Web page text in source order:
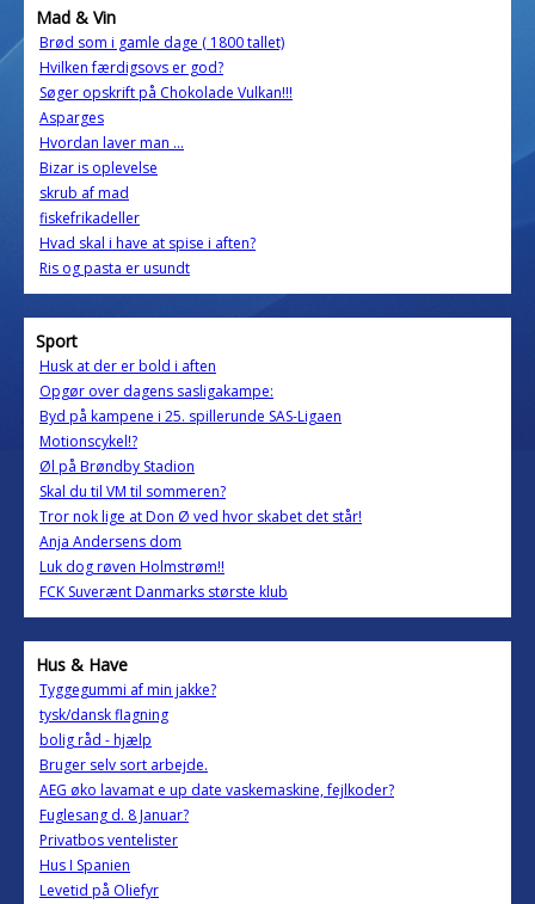
Mad & Vin
Brød som i gamle dage ( 1800 tallet)
Hvilken færdigsovs er god?
Søger opskrift på Chokolade Vulkan!!!
Asparges
Hvordan laver man ...
Bizar is oplevelse
skrub af mad
fiskefrikadeller
Hvad skal i have at spise i aften?
Ris og pasta er usundt
Sport
Husk at der er bold i aften
Opgør over dagens sasligakampe:
Byd på kampene i 25. spillerunde SAS-Ligaen
Motionscykel!?
Øl på Brøndby Stadion
Skal du til VM til sommeren?
Tror nok lige at Don Ø ved hvor skabet det står!
Anja Andersens dom
Luk dog røven Holmstrøm!!
FCK Suverænt Danmarks største klub
Hus & Have
Tyggegummi af min jakke?
tysk/dansk flagning
bolig råd - hjælp
Bruger selv sort arbejde.
AEG øko lavamat e up date vaskemaskine, fejlkoder?
Fuglesang d. 8 Januar?
Privatbos ventelister
Hus I Spanien
Levetid på Oliefyr